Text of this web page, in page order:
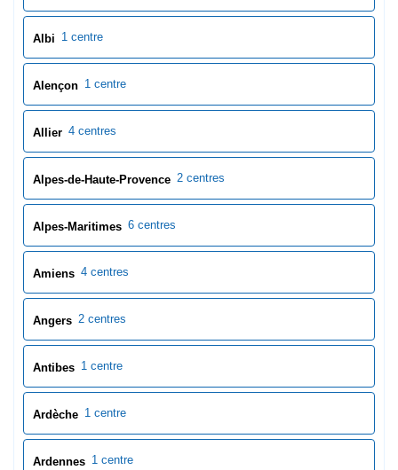
Albi 1 centre
Alençon 1 centre
Allier 4 centres
Alpes-de-Haute-Provence 2 centres
Alpes-Maritimes 6 centres
Amiens 4 centres
Angers 2 centres
Antibes 1 centre
Ardèche 1 centre
Ardennes 1 centre